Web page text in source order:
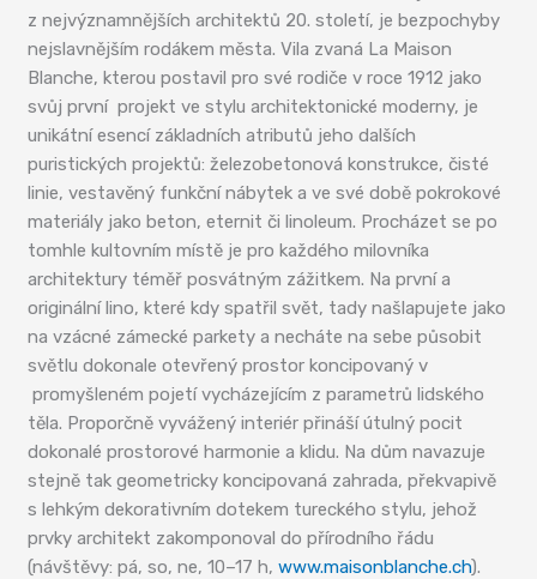
z nejvýznamnějších architektů 20. století, je bezpochyby
nejslavnějším rodákem města. Vila zvaná La Maison
Blanche, kterou postavil pro své rodiče v roce 1912 jako
svůj první projekt ve stylu architektonické moderny, je
unikátní esencí základních atributů jeho dalších
puristických projektů: železobetonová konstrukce, čisté
linie, vestavěný funkční nábytek a ve své době pokrokové
materiály jako beton, eternit či linoleum. Procházet se po
tomhle kultovním místě je pro každého milovníka
architektury téměř posvátným zážitkem. Na první a
originální lino, které kdy spatřil svět, tady našlapujete jako
na vzácné zámecké parkety a necháte na sebe působit
světlu dokonale otevřený prostor koncipovaný v
promyšleném pojetí vycházejícím z parametrů lidského
těla. Proporčně vyvážený interiér přináší útulný pocit
dokonalé prostorové harmonie a klidu. Na dům navazuje
stejně tak geometricky koncipovaná zahrada, překvapivě
s lehkým dekorativním dotekem tureckého stylu, jehož
prvky architekt zakomponoval do přírodního řádu
(návštěvy: pá, so, ne, 10–17 h,www.maisonblanche.ch).